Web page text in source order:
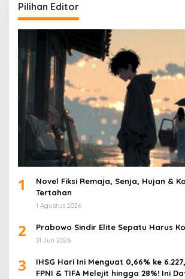
Pilihan Editor
1
Novel Fiksi Remaja, Senja, Hujan &
Tertahan
1 Agustus 2026
2 Prabowo Sindir Elite Sepatu Harus
31 Juli 2026
3
IHSG Hari Ini Menguat 0,66% ke
FPNI & TIFA Melejit hingga 28%! Ini